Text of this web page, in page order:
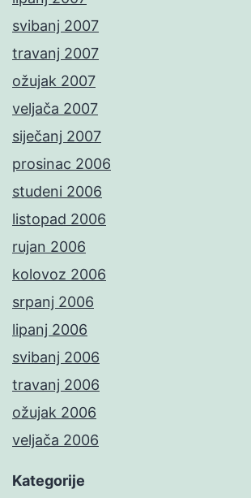
svibanj 2007
travanj 2007
ožujak 2007
veljača 2007
siječanj 2007
prosinac 2006
studeni 2006
listopad 2006
rujan 2006
kolovoz 2006
srpanj 2006
lipanj 2006
svibanj 2006
travanj 2006
ožujak 2006
veljača 2006
Kategorije